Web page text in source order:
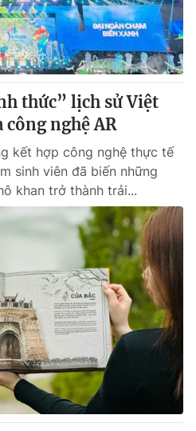
thức” lịch sử Việt
nghệ AR
kết hợp công nghệ thực tế
sinh viên đã biến những
khan trở thành trải...